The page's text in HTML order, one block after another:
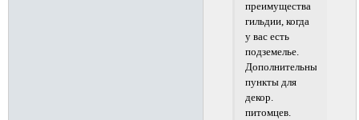
преимущества
гильдии, когда
у вас есть
подземелье.
Дополнительные
пункты для
декор.
питомцев.